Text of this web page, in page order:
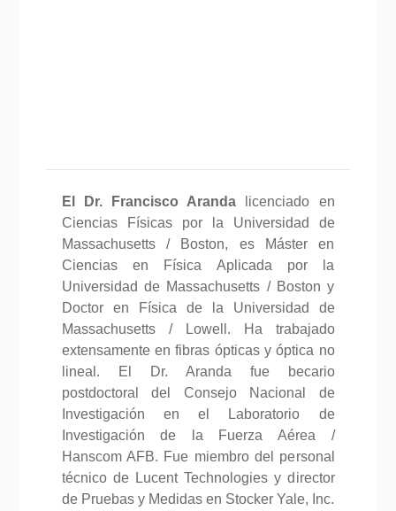
El Dr. Francisco Aranda
licenciado en
Ciencias Físicas por la Universidad de
Massachusetts / Boston, es Máster en
Ciencias en Física Aplicada por la
Universidad de Massachusetts / Boston y
Doctor en Física de la Universidad de
Massachusetts / Lowell. Ha trabajado
extensamente en fibras ópticas y óptica no
lineal. El Dr. Aranda fue becario
postdoctoral del Consejo Nacional de
Investigación en el Laboratorio de
Investigación de la Fuerza Aérea /
Hanscom AFB. Fue miembro del personal
técnico de Lucent Technologies y director
de Pruebas y Medidas en Stocker Yale, Inc.